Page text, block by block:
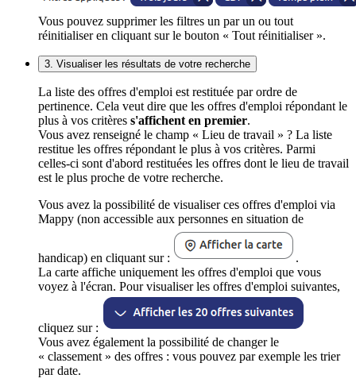
Vous pouvez supprimer les filtres un par un ou tout
réinitialiser en cliquant sur le bouton « Tout réinitialiser ».
3. Visualiser les résultats de votre recherche
La liste des offres d'emploi est restituée par ordre de
pertinence. Cela veut dire que les offres d'emploi répondant le
plus à vos critères s'affichent en premier.
Vous avez renseigné le champ « Lieu de travail » ? La liste
restitue les offres répondant le plus à vos critères. Parmi
celles-ci sont d'abord restituées les offres dont le lieu de travail
est le plus proche de votre recherche.
Vous avez la possibilité de visualiser ces offres d'emploi via
Mappy (non accessible aux personnes en situation de
handicap) en cliquant sur :
.
La carte affiche uniquement les offres d'emploi que vous
voyez à l'écran. Pour visualiser les offres d'emploi suivantes,
cliquez sur :
Vous avez également la possibilité de changer le
« classement » des offres : vous pouvez par exemple les trier
par date.